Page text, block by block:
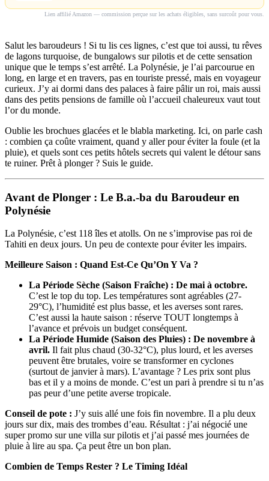
Lien affilié Amazon — commission perçue sur les achats éligibles, sans surcoût pour vous.
Salut les baroudeurs ! Si tu lis ces lignes, c’est que toi aussi, tu rêves
de lagons turquoise, de bungalows sur pilotis et de cette sensation
unique que le temps s’est arrêté. La Polynésie, je l’ai parcourue en
long, en large et en travers, pas en touriste pressé, mais en voyageur
curieux. J’y ai dormi dans des palaces à faire pâlir un roi, mais aussi
dans des petits pensions de famille où l’accueil chaleureux vaut tout
l’or du monde.
Oublie les brochues glacées et le blabla marketing. Ici, on parle cash
: combien ça coûte vraiment, quand y aller pour éviter la foule (et la
pluie), et quels sont ces petits hôtels secrets qui valent le détour sans
te ruiner. Prêt à plonger ? Suis le guide.
Avant de Plonger : Le B.a.-ba du Baroudeur en
Polynésie
La Polynésie, c’est 118 îles et atolls. On ne s’improvise pas roi de
Tahiti en deux jours. Un peu de contexte pour éviter les impairs.
Meilleure Saison : Quand Est-Ce Qu’On Y Va ?
La Période Sèche (Saison Fraîche) : De mai à octobre.
C’est le top du top. Les températures sont agréables (27-
29°C), l’humidité est plus basse, et les averses sont rares.
C’est aussi la haute saison : réserve TOUT longtemps à
l’avance et prévois un budget conséquent.
La Période Humide (Saison des Pluies) : De novembre à
avril. Il fait plus chaud (30-32°C), plus lourd, et les averses
peuvent être brutales, voire se transformer en cyclones
(surtout de janvier à mars). L’avantage ? Les prix sont plus
bas et il y a moins de monde. C’est un pari à prendre si tu n’as
pas peur d’une petite averse tropicale.
Conseil de pote : J’y suis allé une fois fin novembre. Il a plu deux
jours sur dix, mais des trombes d’eau. Résultat : j’ai négocié une
super promo sur une villa sur pilotis et j’ai passé mes journées de
pluie à lire au spa. Ça peut être un bon plan.
Combien de Temps Rester ? Le Timing Idéal